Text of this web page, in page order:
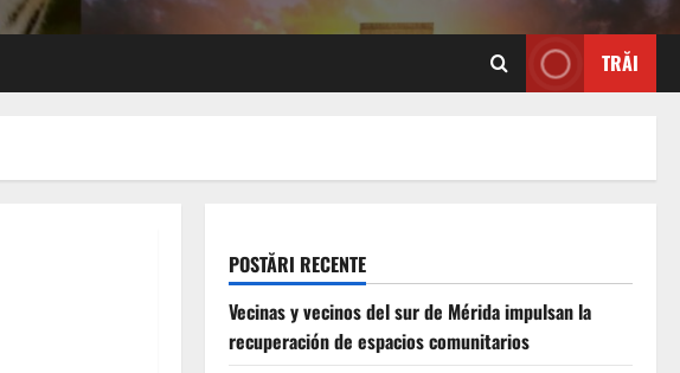
TRĂI
POSTĂRI RECENTE
Vecinas y vecinos del sur de Mérida impulsan la
recuperación de espacios comunitarios